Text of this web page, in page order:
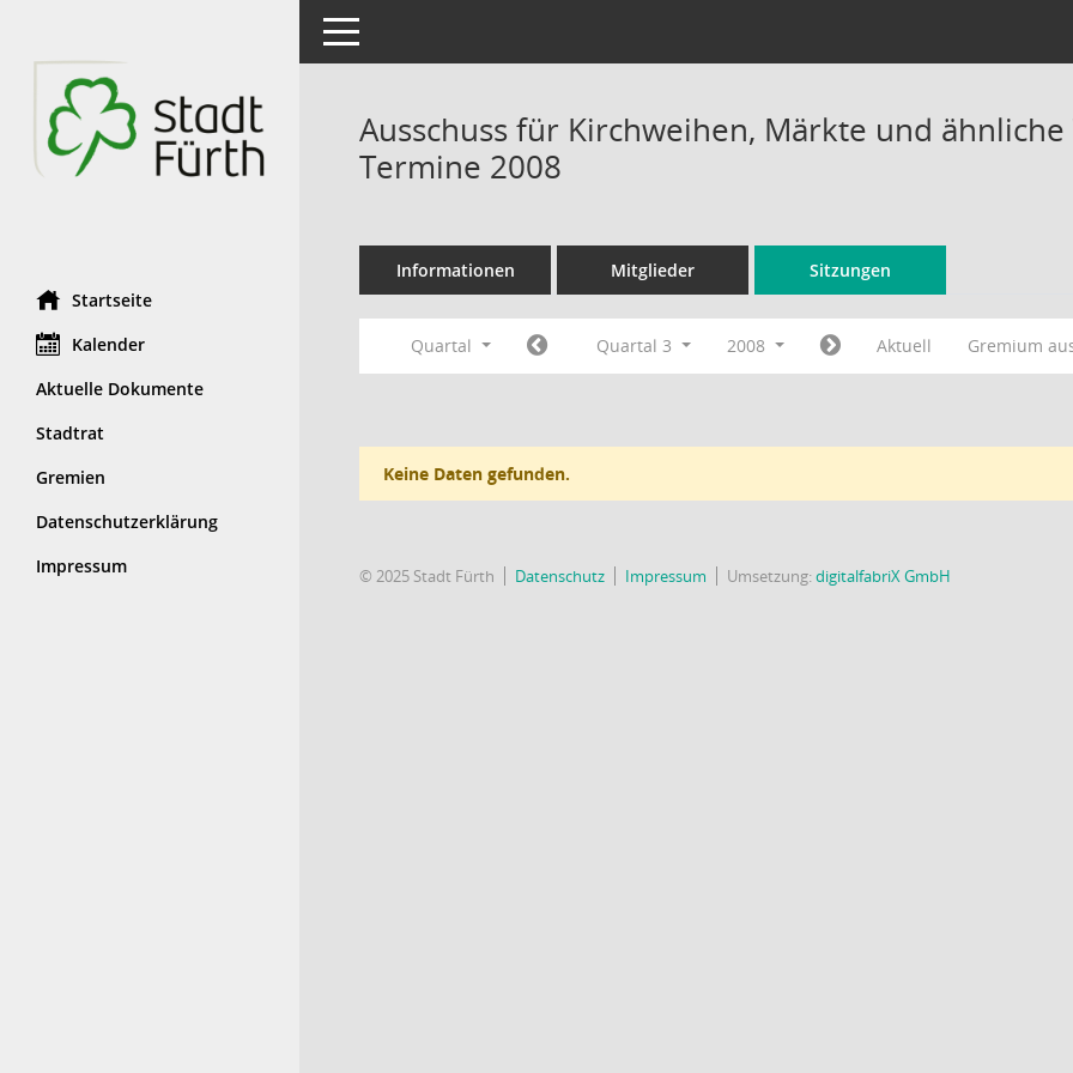
Startseite
Kalender
Aktuelle Dokumente
Stadtrat
Gremien
Datenschutzerklärung
Impressum
Toggle navigation
Ausschuss für Kirchweihen, Märkte und
Termine 2008
Informationen Mitglieder Sitzungen
Quartal Quartal 3 2008 Aktuell Gremium
Keine Daten gefunden.
© 2025 Stadt Fürth Datenschutz Impressum Umsetzung:digitalfabriX GmbH